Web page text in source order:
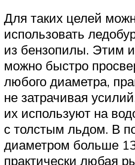
Для таких целей
использовать
из бензопилы. Этим
можно быстро
любого диаметра,
не затрачивая
их используют на
с толстым льдом. В
диаметром больше
практически любая